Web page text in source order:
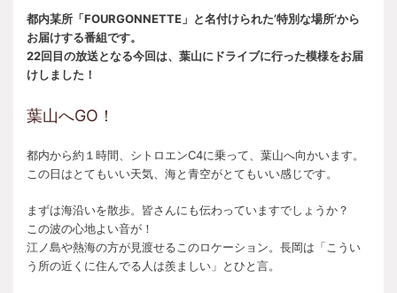
都内某所「FOURGONNETTE」と名付けられた’特別な場所’から
お届けする番組です。
22回目の放送となる今回は、葉山にドライブに行った模様をお届
けしました！
葉山へGO！
都内から約１時間、シトロエンC4に乗って、葉山へ向かいます。
この日はとてもいい天気、海と青空がとてもいい感じです。
まずは海沿いを散歩。皆さんにも伝わっていますでしょうか？
この波の心地よい音が！
江ノ島や熱海の方が見渡せるこのロケーション。長岡は「こうい
う所の近くに住んでる人は羨ましい」とひと言。